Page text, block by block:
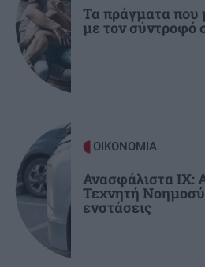
Καρέτσα, Τζόλη στο
Τα πράγματα που
με τον σύντροφό
ΟΙΚΟΝΟΜΙΑ
Ανασφάλιστα ΙΧ:
Τεχνητή
ενστάσεις